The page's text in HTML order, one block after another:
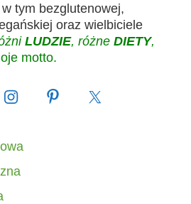
tym bezglutenowej,
oraz wielbiciele
LUDZIE, różne DIETY,
motto.